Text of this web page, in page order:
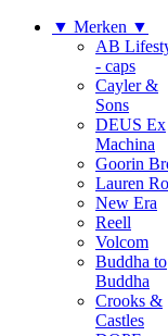
▼ Merken ▼
AB
- caps
Cayler &
Sons
DEUS Ex
Machina
Goorin
Lauren
New Era
Reell
Volcom
Buddha to
Buddha
Crooks &
Castles